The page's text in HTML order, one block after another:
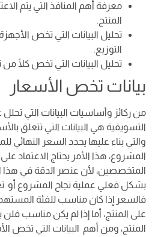
معرفة أهم المنافذ التي يتم
المنتج.
تحليل البيانات التي تخص
التوزيع.
تحليل البيانات التي تخص كلًا من
بيانات تخص الأسعار
من ركائز وأساسيات البيانات التي
التسويقية هي البيانات التي تتعلق
والتي بناء عليها يحدد السعر النهائي
المشروع، هذا الأمر يحتاج الاعتماد
المتخصصين، لأن عنصر الدقة في هذا
بشكل فعلي عملية نجاح المشروع أو
فالسعر إذا كان مناسب للفئة
على المنتج، أما إذا لم يكن مناسب
المنتج، ومن أهم البيانات التي تخص